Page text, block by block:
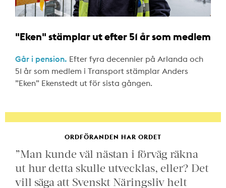
"Eken" stämplar ut efter 51 år som medlem
Går i pension. Efter fyra decennier på Arlanda och
51 år som medlem i Transport stämplar Anders
”Eken” Ekenstedt ut för sista gången.
ORDFÖRANDEN HAR ORDET
”Man kunde väl nästan i förväg räkna
ut hur detta skulle utvecklas, eller? Det
vill säga att Svenskt Näringsliv helt